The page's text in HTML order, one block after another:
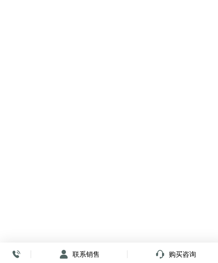
联系销售 购买咨询